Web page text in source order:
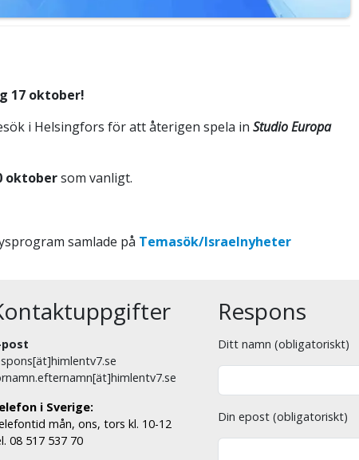
17 oktober!
i Helsingfors för att återigen spela in Studio Europa
oktobersom vanligt.
samlade på Temasök/Israelnyheter
post
i Sverige:
mån, ons, tors kl. 10-12
08 517 537 70
Respons
Ditt namn (obligatoriskt)
Din epost (obligatoriskt)